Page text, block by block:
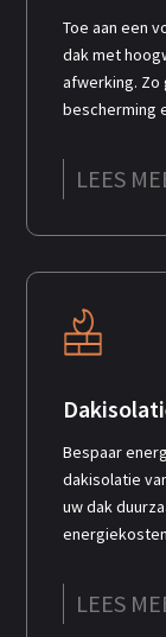
Toe aan een
dak met
afwerking. Zo
bescherming
LEES
Bespaar
dakisolatie
uw dak
LEES